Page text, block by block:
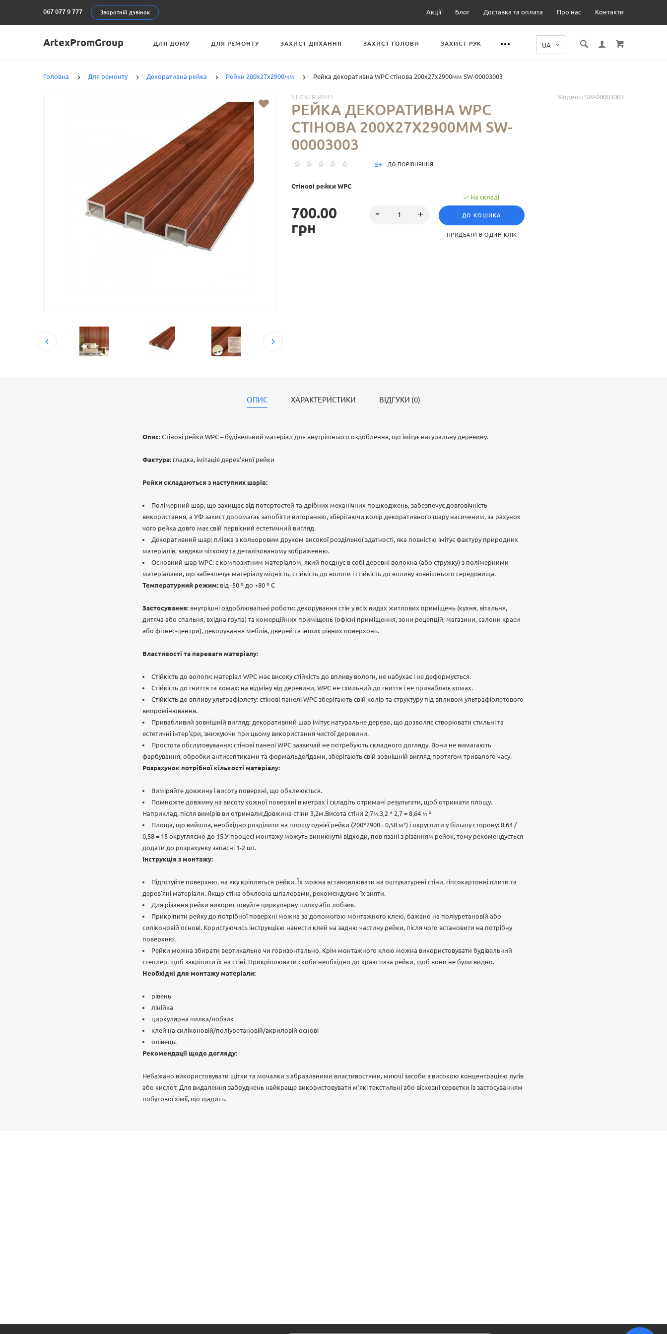
067 077 9 777 Зворотній дзвінок Акції Блог Доставка та оплата Про нас Контакти
ArtexPromGroup ДЛЯ ДОМУ ДЛЯ РЕМОНТУ ЗАХИСТ ДИХАННЯ ЗАХИСТ ГОЛОВИ ЗАХИСТ РУК
Головна Для ремонту Декоративна рейка Рейки 200х27х2900мм Рейка декоративна WPC стінова 200х27х2900мм SW-00003003
Модель: SW-00003003
STICKER WALL
РЕЙКА ДЕКОРАТИВНА WPC
СТІНОВА 200Х27Х2900ММ SW-
00003003
ДО ПОРІВНЯННЯ
Стінові рейки WPC
700.00
грн
На складі
ДО КОШИКА
ПРИДБАТИ В ОДИН КЛІК
ОПИС ХАРАКТЕРИСТИКИ ВІДГУКИ (0)
Опис: Стінові рейки WPC – будівельний матеріал для внутрішнього оздоблення, що імітує натуральну деревину.
Фактура: гладка, імітація дерев'яної рейки
Рейки складаються з наступних шарів:
Полімерний шар, що захищає від потертостей та дрібних механічних пошкоджень, забезпечує довговічність
використання, а УФ захист допомагає запобігти вигоранню, зберігаючи колір декоративного шару насиченим, за рахунок
чого рейка довго має свій первісний естетичний вигляд.
Декоративний шар: плівка з кольоровим друком високої роздільної здатності, яка повністю імітує фактуру природних
матеріалів, завдяки чіткому та деталізованому зображенню.
Основний шар WPC: є композитним матеріалом, який поєднує в собі деревні волокна (або стружку) з полімерними
матеріалами, що забезпечує матеріалу міцність, стійкість до вологи і стійкість до впливу зовнішнього середовища.
Температурний режим: від -50 º до +80 º С
Застосування: внутрішні оздоблювальні роботи: декорування стін у всіх видах житлових приміщень (кухня, вітальня,
дитяча або спальня, вхідна група) та комерційних приміщень (офісні приміщення, зони рецепцій, магазини, салони краси
або фітнес-центри), декорування меблів, дверей та інших рівних поверхонь.
Властивості та переваги матеріалу:
Стійкість до вологи: матеріал WPC має високу стійкість до впливу вологи, не набухає і не деформується.
Стійкість до гниття та комах: на відміну від деревини, WPC не схильний до гниття і не приваблює комах.
Стійкість до впливу ультрафіолету: стінові панелі WPC зберігають свій колір та структуру під впливом ультрафіолетового
випромінювання.
Привабливий зовнішній вигляд: декоративний шар імітує натуральне дерево, що дозволяє створювати стильні та
естетичні інтер'єри, знижуючи при цьому використання чистої деревини.
Простота обслуговування: стінові панелі WPC зазвичай не потребують складного догляду. Вони не вимагають
фарбування, обробки антисептиками та формальдегідами, зберігають свій зовнішній вигляд протягом тривалого часу.
Розрахунок потрібної кількості матеріалу:
Виміряйте довжину і висоту поверхні, що обклеюється.
Помножте довжину на висоту кожної поверхні в метрах і складіть отримані результати, щоб отримати площу.
Наприклад, після вимірів ви отримали:Довжина стіни 3,2м.Висота стіни 2,7м.3,2 * 2,7 = 8,64 м ²
Площа, що вийшла, необхідно розділити на площу однієї рейки (200*2900= 0,58 м²) і округлити у більшу сторону: 8,64 /
0,58 = 15 округляємо до 15.У процесі монтажу можуть виникнути відходи, пов'язані з різанням рейок, тому рекомендується
додати до розрахунку запасні 1-2 шт.
Інструкція з монтажу:
Підготуйте поверхню, на яку кріпляться рейки. Їх можна встановлювати на оштукатурені стіни, гіпсокартонні плити та
дерев'яні матеріали. Якщо стіна обклеєна шпалерами, рекомендуємо їх зняти.
Для різання рейки використовуйте циркулярну пилку або лобзик.
Прикріпити рейку до потрібної поверхні можна за допомогою монтажного клею, бажано на поліуретановій або
силіконовій основі. Користуючись інструкцією нанести клей на задню частину рейки, після чого встановити на потрібну
поверхню.
Рейки можна збирати вертикально чи горизонтально. Крім монтажного клею можна використовувати будівельний
степлер, щоб закріпити їх на стіні. Прикріплювати скоби необхідно до краю паза рейки, щоб вони не були видно.
Необхідні для монтажу матеріали:
рівень
лінійка
циркулярна пилка/лобзик
клей на силіконовій/поліуретановій/акриловій основі
олівець.
Рекомендації щодо догляду:
Небажано використовувати щітки та мочалки з абразивними властивостями, миючі засоби з високою концентрацією лугів
або кислот. Для видалення забруднень найкраще використовувати м'які текстильні або віскозні серветки із застосуванням
побутової хімії, що щадить.